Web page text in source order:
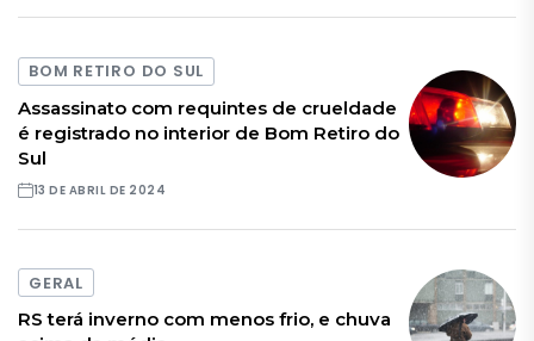
BOM RETIRO DO SUL
Assassinato com requintes de crueldade
é registrado no interior de Bom Retiro do
Sul
13 DE ABRIL DE 2024
GERAL
RS terá inverno com menos frio, e chuva